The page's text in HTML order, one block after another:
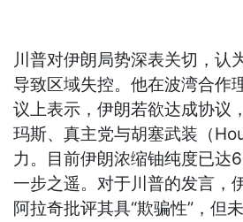
川普对伊朗局势深表关切，认
导致区域失控。他在波湾合作
议上表示，伊朗若欲达成协议
玛斯、真主党与胡塞武装（
力。目前伊朗浓缩铀纯度已达6
一步之遥。对于川普的发言，
阿拉奇批评其具“欺骗性”，但